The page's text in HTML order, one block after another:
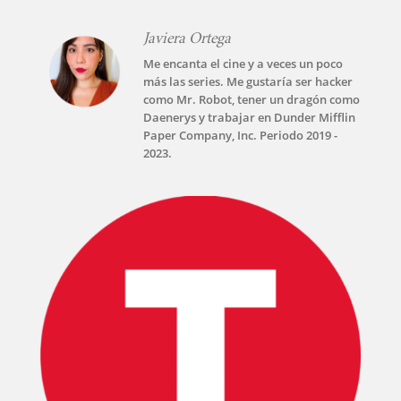
Javiera Ortega
Me encanta el cine y a veces un poco
más las series. Me gustaría ser hacker
como Mr. Robot, tener un dragón como
Daenerys y trabajar en Dunder Mifflin
Paper Company, Inc. Periodo 2019 -
2023.